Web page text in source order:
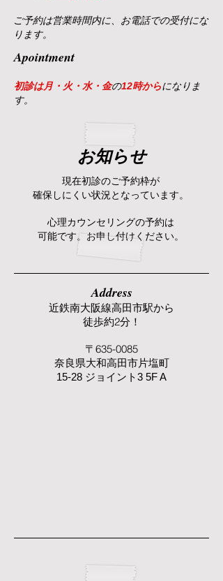
ご予約は営業時間内に、お電話での受付にな
り ます。
Apointment
初診は月・火・水・金の12時からになりま
す。
お知らせ
​現在初診のご予約枠が
確保しにくい状況となっています。
心理カウンセリングの予約は
可能です。お申し付けください。
Address
近鉄南大阪線高田市駅から
徒歩約2分！
〒635-0085
奈良県大和高田市片塩町
15-28 ジョイント3 5F A